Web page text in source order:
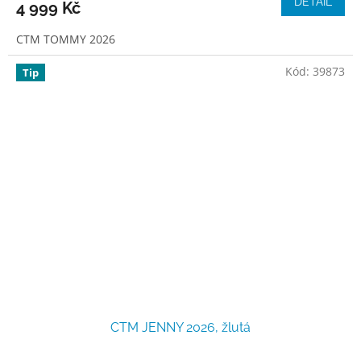
4 999 Kč
CTM TOMMY 2026
Tip
CTM JENNY 2026, žlutá
Kód: 39873